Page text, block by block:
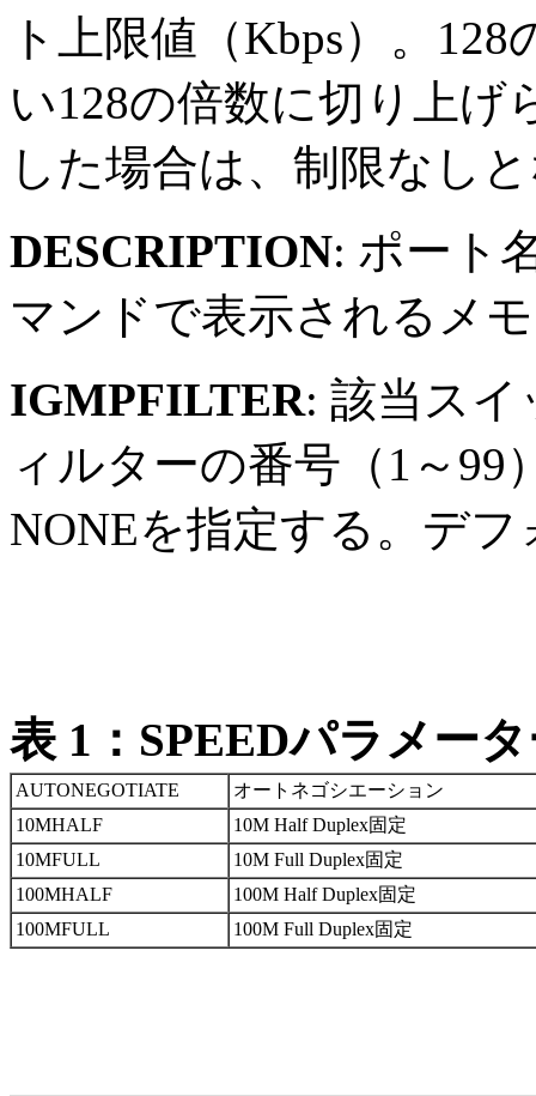
ト上限値（Kbps）。
い128の倍数に切り上げ
した場合は、制限なし
DESCRIPTION: ポート
マンドで表示されるメ
IGMPFILTER: 該当スイ
ィルターの番号（1～
NONEを指定する。デ
表 1：SPEEDパラメー
AUTONEGOTIATE
オートネゴシエーション
10MHALF
10M Half Duplex固定
10MFULL
10M Full Duplex固定
100MHALF
100M Half Duplex固定
100MFULL
100M Full Duplex固定